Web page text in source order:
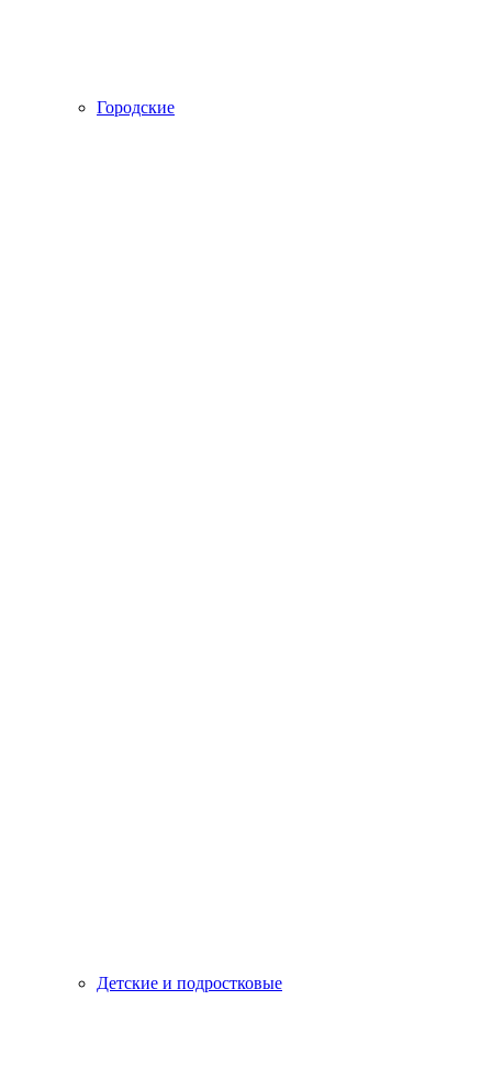
Городские
Детские и подростковые